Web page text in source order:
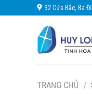
to
92 Cửa Bắc, Ba
TRANG CHỦ /